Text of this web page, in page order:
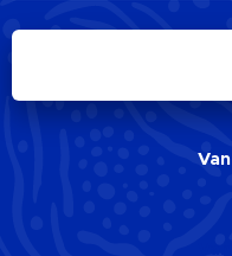
Van